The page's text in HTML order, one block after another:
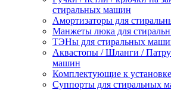
стиральных машин
Амортизаторы для
Манжеты люка для
ТЭНы для стиральных
Аквастопы / Шланги /
машин
Комплектующие к
Суппорты для стиральных